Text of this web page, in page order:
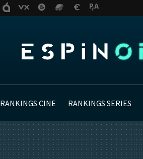
RANKINGS CINE RANKINGS SERIES